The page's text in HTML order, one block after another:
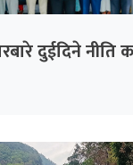
दुईदिने नीति